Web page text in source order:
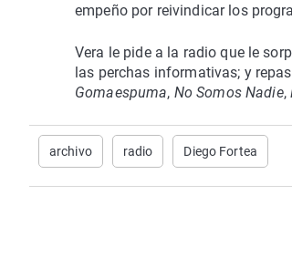
empeño por reivindicar los
Vera le pide a la radio que le
las perchas informativas; y
Gomaespuma, No Somos Nadie,
archivo radio Diego Fortea